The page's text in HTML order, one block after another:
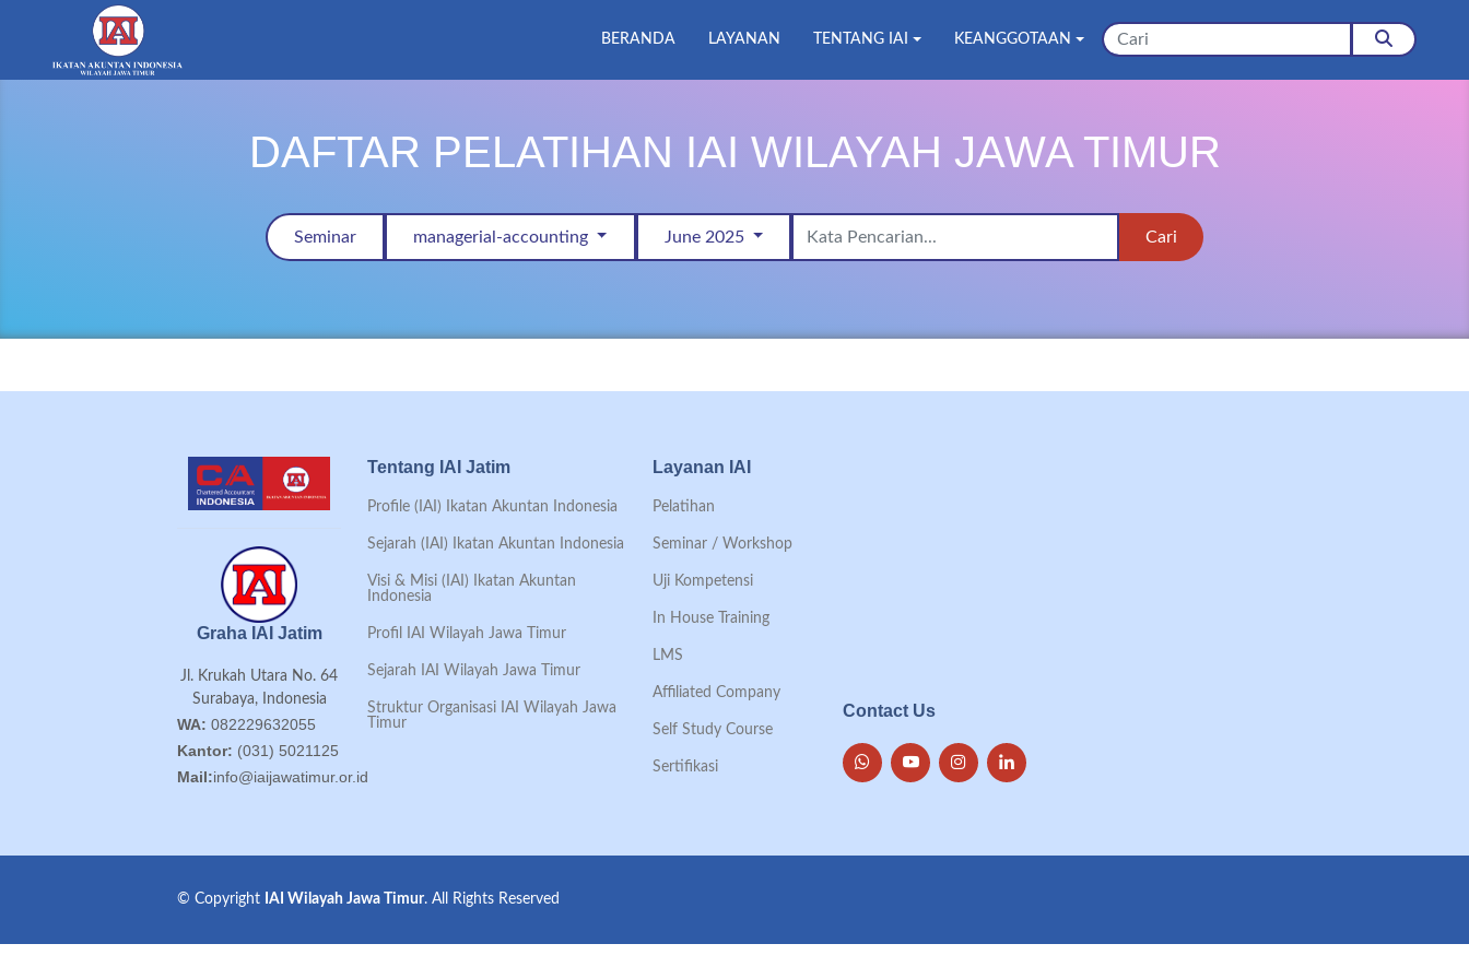
BERANDA LAYANAN TENTANG IAI KEANGGOTAAN
DAFTAR PELATIHAN IAI WILAYAH JAWA TIMUR
Seminar managerial-accounting June 2025 Cari
Graha IAI Jatim
Jl. Krukah Utara No. 64
Surabaya, Indonesia
WA: 082229632055
Kantor: (031) 5021125
Mail:info@iaijawatimur.or.id
Tentang IAI Jatim
Profile (IAI) Ikatan Akuntan Indonesia
Sejarah (IAI) Ikatan Akuntan Indonesia
Visi & Misi (IAI) Ikatan Akuntan
Indonesia
Profil IAI Wilayah Jawa Timur
Sejarah IAI Wilayah Jawa Timur
Struktur Organisasi IAI Wilayah Jawa
Timur
Layanan IAI
Pelatihan
Seminar / Workshop
Uji Kompetensi
In House Training
LMS
Affiliated Company
Self Study Course
Sertifikasi
Contact Us
© Copyright IAI Wilayah Jawa Timur. All Rights Reserved